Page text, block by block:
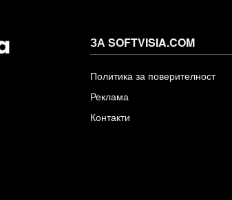
ЗА SOFTVISIA.COM
Политика за поверителност
Реклама
Контакти